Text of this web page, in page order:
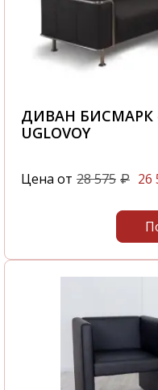
ДИВАН БИСМАРК
UGLOVOY
Цена от 28 575 ₽ 26